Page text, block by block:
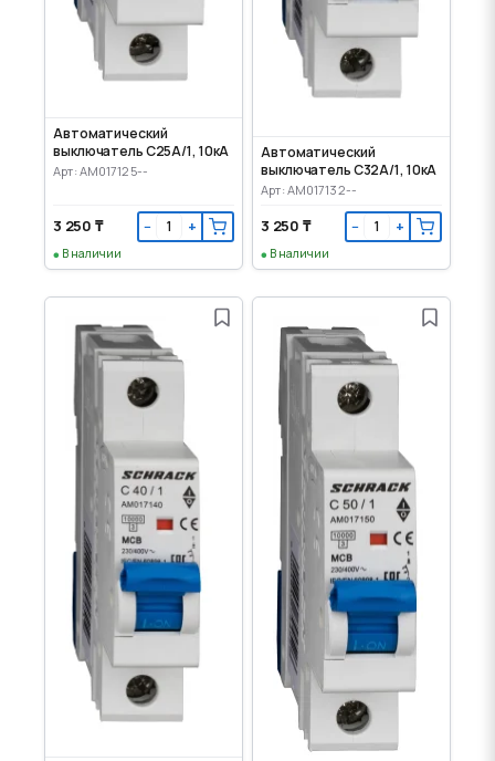
Автоматический
выключатель C25А/1, 10кА
Арт: AM017125--
3 250 ₸ − +
В наличии
Автоматический
выключатель C32А/1, 10кА
Арт: AM017132--
3 250 ₸ − +
В наличии